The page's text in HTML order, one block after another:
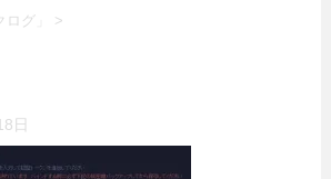
グ」 >
日